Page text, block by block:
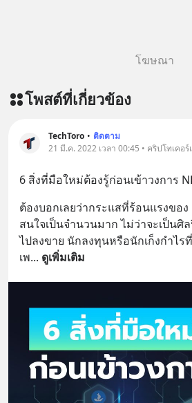
โฆษณา
โพสต์ที่เกี่ยวข้อง
TechToro • ติดตาม
21 มี.ค. 2022 เวลา 00:45 • คริปโทเคอร์
6 สิ่งที่มือใหม่ต้องรู้ก่อนเข้าวงการ
ต้องบอกเลยว่ากระแสที่ร้อนแรงขอ
สนใจเป็นจำนวนมาก ไม่ว่าจะเป็นศิ
ไปลงขาย นักลงทุนหรือนักเก็งกำไร
เพ... ดูเพิ่มเติม